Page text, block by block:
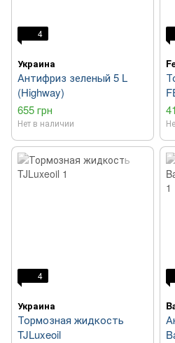
4
Украина
Антифриз зеленый 5 L
(Highway)
655 грн
Нет в наличии
4
Украина
Тормозная жидкость
TJLuxeoil